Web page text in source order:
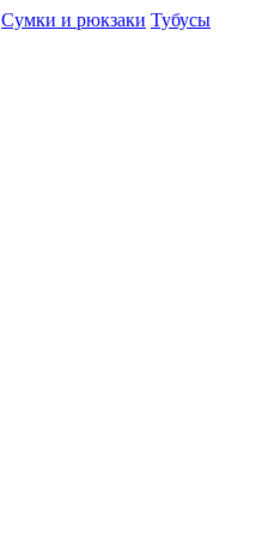
Сумки и рюкзаки Тубусы